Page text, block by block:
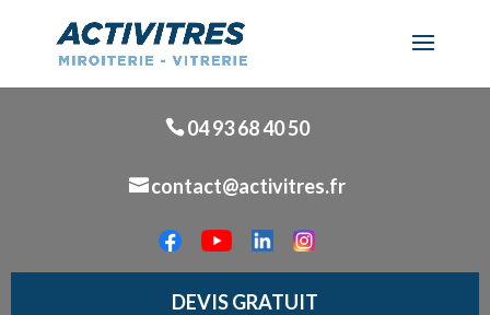
04 93 68 40 50
contact@activitres.fr
DEVIS GRATUIT